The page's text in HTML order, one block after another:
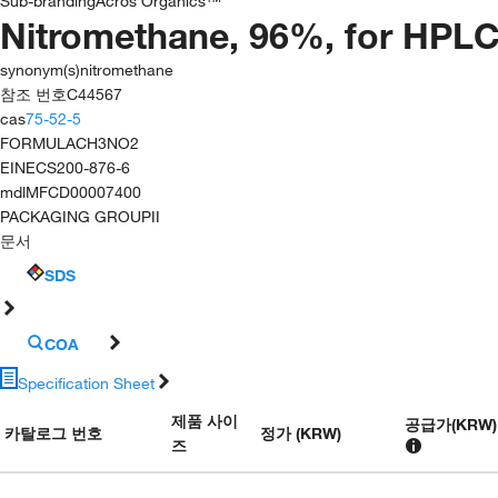
Nitromethane, 96%, for HPLC
synonym(s)nitromethane
참조 번호C44567
cas75-52-5
FORMULACH3NO2
EINECS200-876-6
mdlMFCD00007400
PACKAGING GROUPII
문서
SDS
COA
Specification Sheet
카탈로그 번호
제품 사이
즈
정가 (KRW) 공급가(KRW)